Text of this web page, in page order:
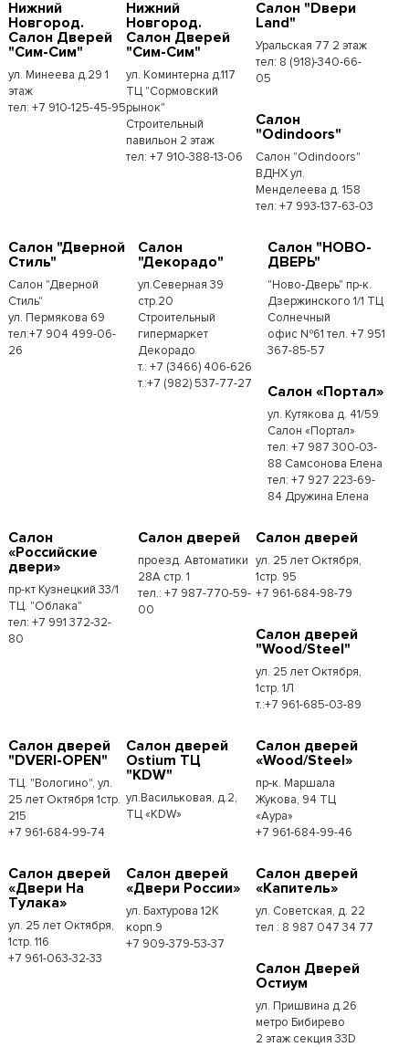
Нижний
Новгород.
Салон Дверей
"Сим-Сим"
ул. Минеева д.29 1
этаж
тел: +7 910-125-45-95
Нижний
Новгород.
Салон Дверей
"Сим-Сим"
ул. Коминтерна д.117
ТЦ "Сормовский
рынок"
Строительный
павильон 2 этаж
тел: +7 910-388-13-06
Салон "Dвери
Land"
Уральская 77 2 этаж
тел: 8 (918)-340-66-
05
Салон
"Odindoors"
Салон "Odindoors"
ВДНХ ул.
Менделеева д. 158
тел: +7 993-137-63-03
Салон "Дверной
Стиль"
Салон "Дверной
Стиль"
ул. Пермякова 69
тел:+7 904 499-06-
26
Салон
"Декорадо"
ул.Северная 39
стр.20
Строительный
гипермаркет
Декорадо
т.: +7 (3466) 406-626
т.:+7 (982) 537-77-27
Салон "НОВО-
ДВЕРЬ"
"Ново-Дверь" пр-к.
Дзержинского 1/1 ТЦ
Солнечный
офис №61 тел. +7 951
367-85-57
Салон «Портал»
ул. Кутякова д. 41/59
Салон «Портал»
тел: +7 987 300-03-
88 Самсонова Елена
тел: +7 927 223-69-
84 Дружина Елена
Салон
«Российские
двери»
пр-кт Кузнецкий 33/1
ТЦ. "Облака"
тел: +7 991 372-32-
80
Салон дверей
проезд. Автоматики
28А стр. 1
тел.: +7 987-770-59-
00
Салон дверей
ул. 25 лет Октября,
1стр. 95
+7 961-684-98-79
Салон дверей
"Wood/Steel"
ул. 25 лет Октября,
1стр. 1Л
т.:+7 961-685-03-89
Салон дверей
"DVERI-OPEN"
ТЦ. "Вологино", ул.
25 лет Октября 1стр.
215
+7 961-684-99-74
Салон дверей
Ostium ТЦ
"KDW"
ул.Васильковая, д.2,
ТЦ «KDW»
Салон дверей
«Wood/Steel»
пр-к. Маршала
Жукова, 94 ТЦ
«Аура»
+7 961-684-99-46
Салон дверей
«Двери На
Тулака»
ул. 25 лет Октября,
1стр. 116
+7 961-063-32-33
Салон дверей
«Двери России»
ул. Бахтурова 12К
корп.9
+7 909-379-53-37
Салон дверей
«Капитель»
ул. Советская, д. 22
тел : 8 987 047 34 77
Салон Дверей
Остиум
ул. Пришвина д.26
метро Бибирево
2 этаж секция 33D